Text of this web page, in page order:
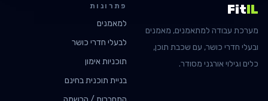
FitIL
מערכת עבודה למתאמנים, מאמנים
ובעלי חדרי כושר, עם שכבת תוכן,
כלים וגילוי אורגני מסודר.
פתרונות
למאמנים
לבעלי חדרי כושר
תוכניות אימון
בניית תוכנית בחינם